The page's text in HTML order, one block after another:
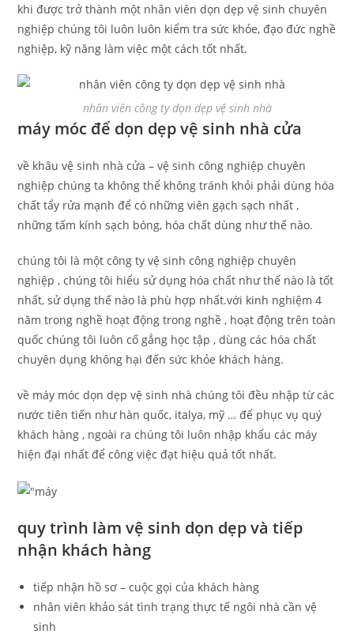
khi được trở thành một nhân viên dọn dẹp vệ sinh chuyên
nghiệp chúng tôi luôn luôn kiểm tra sức khỏe, đạo đức nghề
nghiệp, kỹ năng làm việc một cách tốt nhất.
nhân viên công ty dọn dẹp vệ sinh nhà
máy móc để dọn dẹp vệ sinh nhà cửa
về khâu vệ sinh nhà cửa – vệ sinh công nghiệp chuyên
nghiệp chúng ta không thể không tránh khỏi phải dùng hóa
chất tẩy rửa mạnh để có những viên gạch sạch nhất ,
những tấm kính sạch bóng, hóa chất dùng như thế nào.
chúng tôi là một công ty vệ sinh công nghiệp chuyên
nghiệp , chúng tôi hiểu sử dụng hóa chất như thế nào là tốt
nhất, sử dụng thế nào là phù hợp nhất.với kinh nghiệm 4
năm trong nghề hoạt động trong nghề , hoạt động trên toàn
quốc chúng tôi luôn cố gắng học tập , dùng các hóa chất
chuyên dụng không hại đến sức khỏe khách hàng.
về máy móc dọn dẹp vệ sinh nhà chúng tôi đều nhập từ các
nước tiên tiến như hàn quốc, italya, mỹ … để phục vụ quý
khách hàng , ngoài ra chúng tôi luôn nhập khẩu các máy
hiện đại nhất để công việc đạt hiệu quả tốt nhất.
quy trình làm vệ sinh dọn dẹp và tiếp
nhận khách hàng
tiếp nhận hồ sơ – cuộc gọi của khách hàng
nhân viên khảo sát tình trạng thực tế ngôi nhà cần vệ
sinh